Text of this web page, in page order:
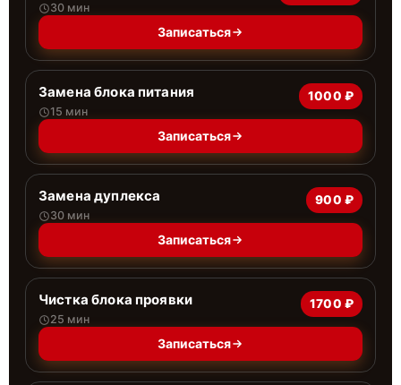
30 мин
Записаться
Замена блока питания
15 мин
1000 ₽
Записаться
Замена дуплекса
30 мин
900 ₽
Записаться
Чистка блока проявки
25 мин
1700 ₽
Записаться